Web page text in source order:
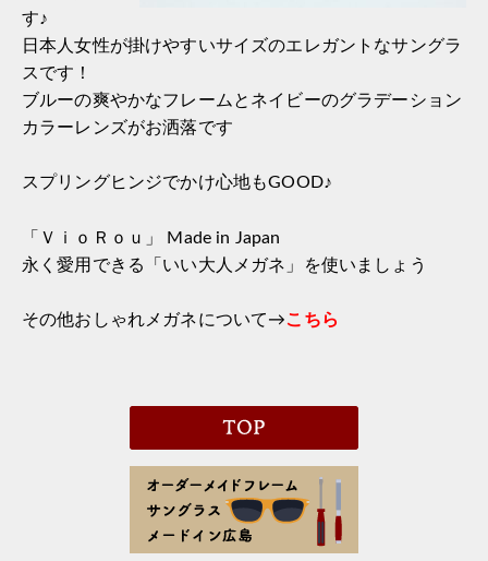
す♪
日本人女性が掛けやすいサイズのエレガントなサングラ
スです！
ブルーの爽やかなフレームとネイビーのグラデーション
カラーレンズがお洒落です
スプリングヒンジでかけ心地もGOOD♪
「ＶｉｏＲｏｕ」 Made in Japan
永く愛用できる「いい大人メガネ」を使いましょう
その他おしゃれメガネについて→こちら